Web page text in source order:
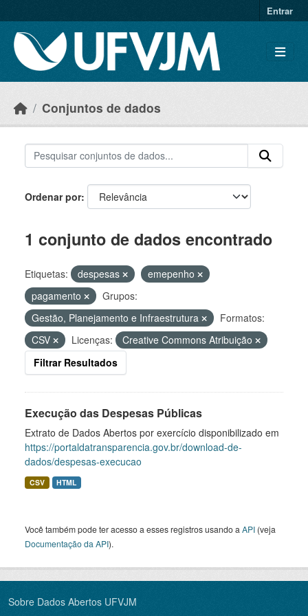
Entrar
Conjuntos de dados
Ordenar por
1 conjunto de dados encontrado
Etiquetas: despesas
emepenho
pagamento
Grupos:
Gestão, Planejamento e Infraestrutura
Formatos:
CSV
Licenças:
Creative Commons Atribuição
Filtrar Resultados
Execução das Despesas Públicas
Extrato de Dados Abertos por exercício disponibilizado em
https://portaldatransparencia.gov.br/download-de-
dados/despesas-execucao
CSV HTML
Você também pode ter acesso a esses registros usando a API (veja
Documentação da API).
Sobre Dados Abertos UFVJM